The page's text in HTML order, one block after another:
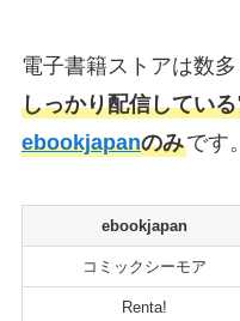
電子書籍ストアは数多
しっかり配信してい
ebookjapanのみです。
ebookjapan
コミックシーモア
Renta!